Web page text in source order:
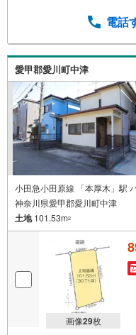
見学がスムーズ
ン■住まいの広場
が親身になってお
す！ /他社様掲載
お問い合わせ下
お越しも大歓迎で
電話
愛甲郡愛川町中津
小田急小田原線 「本厚木」駅
神奈川県愛甲郡愛川町中津
土地101.53m2
画像29枚